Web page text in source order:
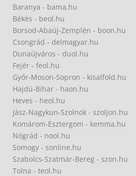
Baranya - bama.hu
Békés - beol.hu
Borsod-Abaúj-Zemplén - boon.hu
Csongrád - delmagyar.hu
Dunaújváros - duol.hu
Fejér - feol.hu
Győr-Moson-Sopron - kisalfold.hu
Hajdú-Bihar - haon.hu
Heves - heol.hu
Jász-Nagykun-Szolnok - szoljon.hu
Komárom-Esztergom - kemma.hu
Nógrád - nool.hu
Somogy - sonline.hu
Szabolcs-Szatmár-Bereg - szon.hu
Tolna - teol.hu